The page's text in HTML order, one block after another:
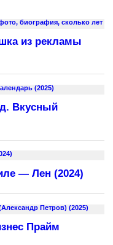
из рекламы
Вкусный
— Лен (2024)
Прайм